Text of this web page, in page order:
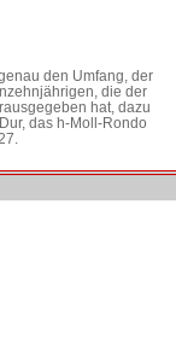
den Umfang, der
die der
hat, dazu
das h-Moll-Rondo